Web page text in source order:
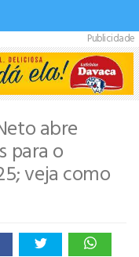
Publicidade
abre
para o
veja como